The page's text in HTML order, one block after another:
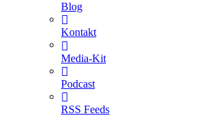
Blog
Kontakt
Media-Kit
Podcast
RSS Feeds